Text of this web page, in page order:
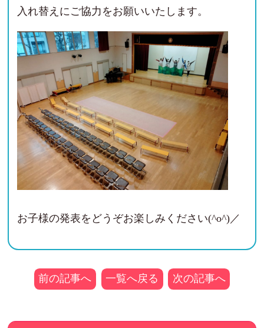
入れ替えにご協力をお願いいたします。
お子様の発表をどうぞお楽しみください(^o^)／
前の記事へ 一覧へ戻る 次の記事へ